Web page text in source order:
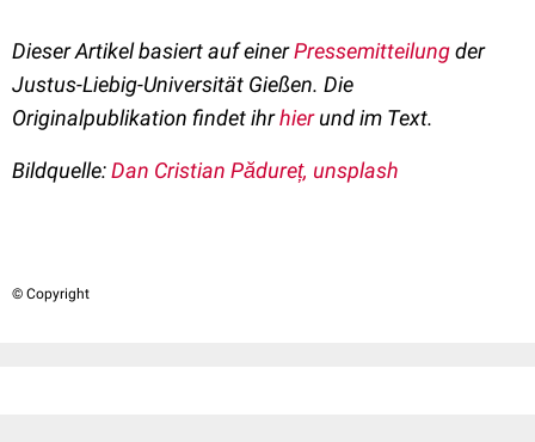
Dieser Artikel basiert auf einerPressemitteilungder
Justus-Liebig-Universität Gießen. Die
Originalpublikation findet ihrhierund im Text.
Bildquelle:Dan Cristian Pădureț, unsplash
© Copyright